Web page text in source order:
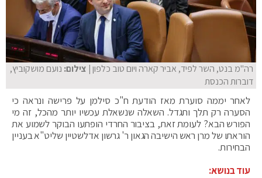
רה"מ בנט, השר לפיד, אביר קארה ויום טוב כלפון| צילום: נועם מושקוביץ,
דוברות הכנסת
לאחר יממה סוערת מאז הודעת ח"כ סילמן על פרישה ונראה כי
הסערה רק תלך ותגדל. השאלה שנשאלת עכשיו יותר מהכל, זה מי
הפורש הבא? לעומת זאת, בציבור החרדי הופתעו הבוקר לשמוע את
הוראתו של מרן ראש הישיבה הגאון ר' גרשון אדלשטיין שליט"א בעניין
הבחירות.
עוד בנושא: